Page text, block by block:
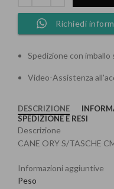
Richiedi
Spedizione con imballo
Video-Assistenza
DESCRIZIONE
SPEDIZIONE E RESI
Descrizione
CANE ORY S/TASCHE
Informazioni aggiuntive
Peso